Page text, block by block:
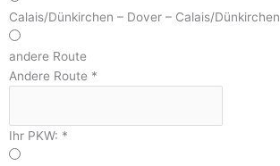
Calais/Dünkirchen – Dover – Calais/Dünkirchen
andere Route
Andere Route *
Ihr PKW: *